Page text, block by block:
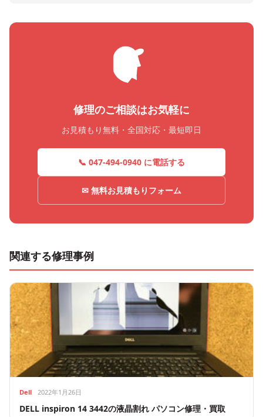
修理のご相談はお気軽に
お見積もり無料・全国対応・最短即日
📞 047-494-0940 に電話する
✉ 無料お見積もりフォーム
関連する修理事例
Dell 2022年1月26日
DELL inspiron 14 3442の液晶割れ パソコン修理・買取